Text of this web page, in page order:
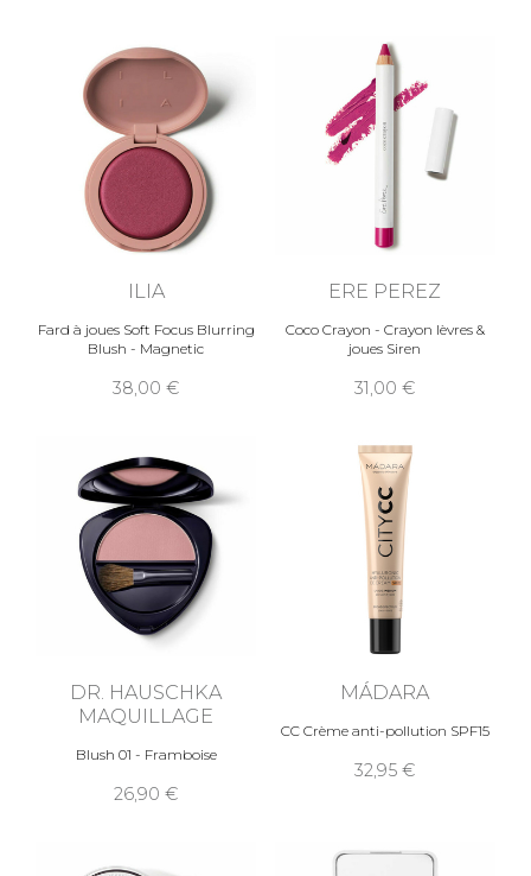
ILIA
Fard à joues Soft Focus Blurring
Blush - Magnetic
38,00
ERE PEREZ
Coco Crayon - Crayon lèvres &
joues Siren
31,00
DR. HAUSCHKA
MAQUILLAGE
Blush 01 - Framboise
26,90
MÁDARA
CC Crème anti-pollution SPF15
32,95